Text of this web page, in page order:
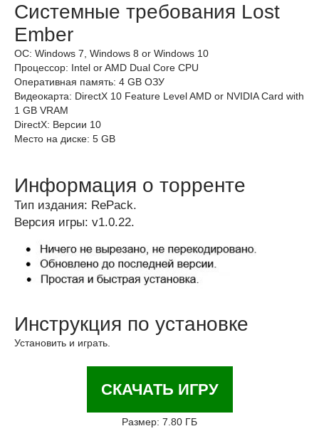
Системные требования Lost
Ember
ОС: Windows 7, Windows 8 or Windows 10
Процессор: Intel or AMD Dual Core CPU
Оперативная память: 4 GB ОЗУ
Видеокарта: DirectX 10 Feature Level AMD or NVIDIA Card with
1 GB VRAM
DirectX: Версии 10
Место на диске: 5 GB
Информация о торренте
Тип издания: RePack.
Версия игры: v1.0.22.
Инструкция по установке
Установить и играть.
СКАЧАТЬ ИГРУ
Размер: 7.80 ГБ